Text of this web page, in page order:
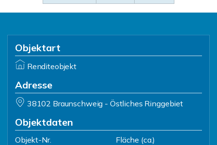
Objektart
Renditeobjekt
Adresse
38102 Braunschweig - Östliches Ringgebiet
Objektdaten
Objekt-Nr.
Fläche (ca.)